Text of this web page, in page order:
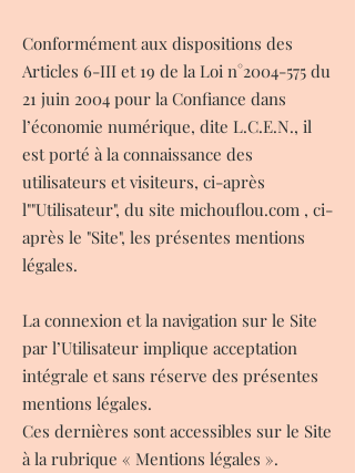
Conformément aux dispositions des
Articles 6-III et 19 de la Loi n°2004-575 du
21 juin 2004 pour la Confiance dans
l’économie numérique, dite L.C.E.N., il
est porté à la connaissance des
utilisateurs et visiteurs, ci-après
l""Utilisateur", du site michouflou.com , ci-
après le "Site", les présentes mentions
légales.
La connexion et la navigation sur le Site
par l’Utilisateur implique acceptation
intégrale et sans réserve des présentes
mentions légales.
Ces dernières sont accessibles sur le Site
à la rubrique « Mentions légales ».